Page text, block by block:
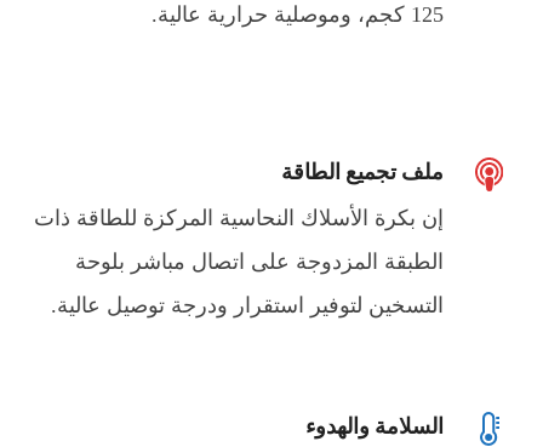
125 كجم، وموصلية حرارية عالية.
ملف تجميع الطاقة
إن بكرة الأسلاك النحاسية المركزة للطاقة ذات
الطبقة المزدوجة على اتصال مباشر بلوحة
التسخين لتوفير استقرار ودرجة توصيل عالية.
السلامة والهدوء